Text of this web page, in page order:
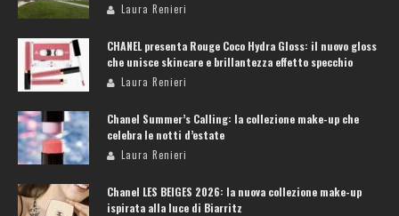
Laura Renieri
CHANEL presenta Rouge Coco Hydra Gloss: il nuovo gloss
che unisce skincare e brillantezza effetto specchio
Laura Renieri
Chanel Summer’s Calling: la collezione make-up che
celebra le notti d’estate
Laura Renieri
Chanel LES BEIGES 2026: la nuova collezione make-up
ispirata alla luce di Biarritz